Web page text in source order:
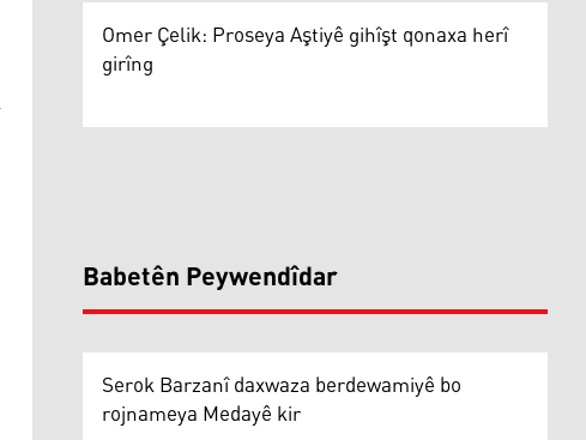
Omer Çelik: Proseya Aştiyê gihîşt qonaxa herî
girîng
Babetên Peywendîdar
Serok Barzanî daxwaza berdewamiyê bo
rojnameya Medayê kir